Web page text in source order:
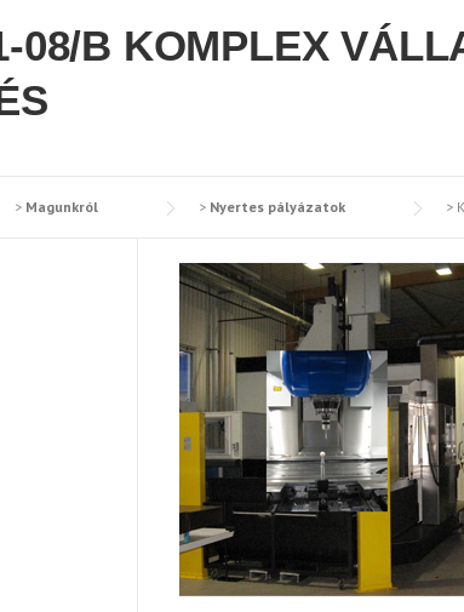
08/B KOMPLEX
> Magunkról > Nyertes pályázatok >